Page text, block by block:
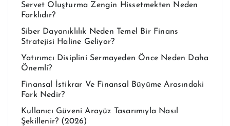
Servet Oluşturma Zengin Hissetmekten Neden
Farklıdır?
Siber Dayanıklılık Neden Temel Bir Finans
Stratejisi Haline Geliyor?
Yatırımcı Disiplini Sermayeden Önce Neden Daha
Önemli?
Finansal İstikrar Ve Finansal Büyüme Arasındaki
Fark Nedir?
Kullanıcı Güveni Arayüz Tasarımıyla Nasıl
Şekillenir? (2026)